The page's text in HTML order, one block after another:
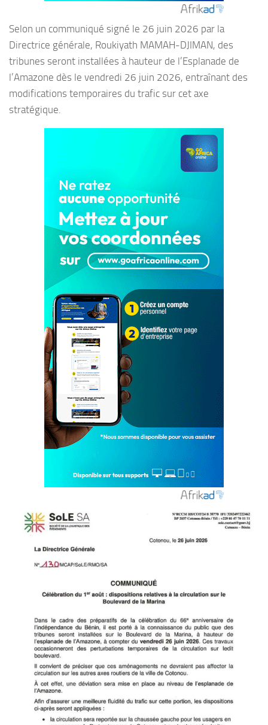
Selon un communiqué signé le 26 juin 2026 par la
Directrice générale, Roukiyath MAMAH-DJIMAN, des
tribunes seront installées à hauteur de l’Esplanade de
l’Amazone dès le vendredi 26 juin 2026, entraînant des
modifications temporaires du trafic sur cet axe
stratégique.